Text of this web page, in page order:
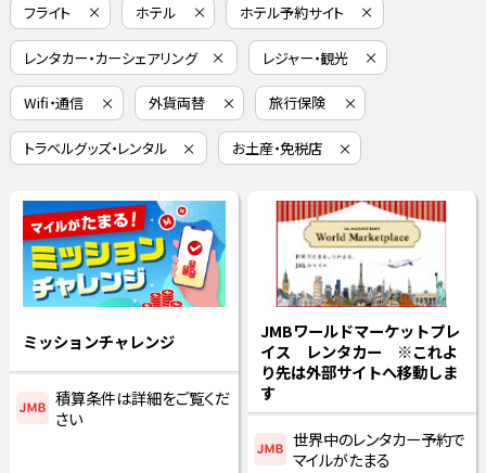
フライト ホテル ホテル予約サイト
レンタカー・カーシェアリング レジャー・観光
Wifi・通信 外貨両替 旅行保険
トラベルグッズ・レンタル お土産・免税店
ミッションチャレンジ
積算条件は詳細をご覧くだ
さい
JMBワールドマーケットプレ
イス レンタカー ※これよ
り先は外部サイトへ移動しま
す
世界中のレンタカー予約で
マイルがたまる